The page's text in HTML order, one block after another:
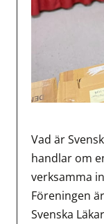
Vad är
handlar om
verksamma
Föreningen
Svenska